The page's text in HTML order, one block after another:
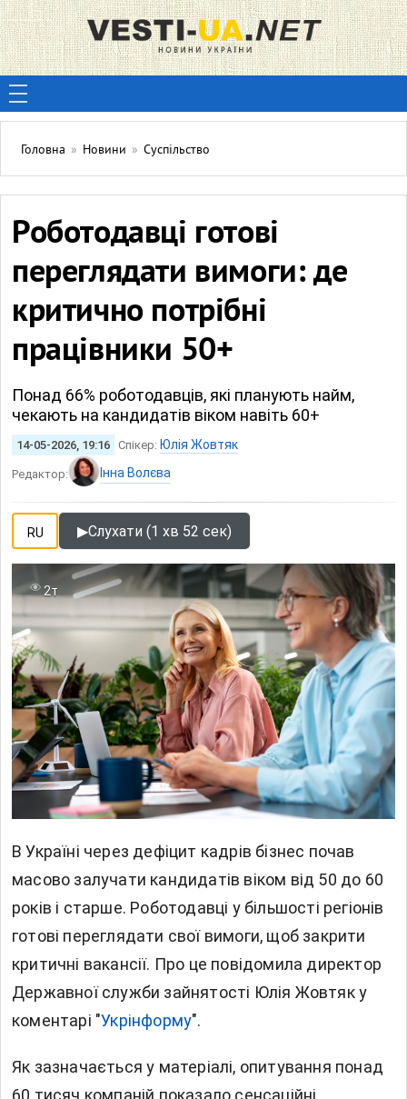
Головна » Новини » Суспільство
Роботодавці готові
переглядати вимоги: де
критично потрібні
працівники 50+
Понад 66% роботодавців, які планують найм,
чекають на кандидатів віком навіть 60+
14-05-2026, 19:16 Спікер: Юлія Жовтяк
Редактор: Інна Волєва
RU ▶Слухати (1 хв 52 сек)
2т
В Україні через дефіцит кадрів бізнес почав
масово залучати кандидатів віком від 50 до 60
років і старше. Роботодавці у більшості регіонів
готові переглядати свої вимоги, щоб закрити
критичні вакансії. Про це повідомила директор
Державної служби зайнятості Юлія Жовтяк у
коментарі "Укрінформу".
Як зазначається у матеріалі, опитування понад
60 тисяч компаній показало сенсаційні